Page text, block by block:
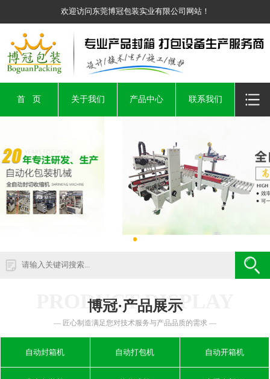
欢迎访问东莞博冠包装实业有限公司网站！
首 页 关于我们 产品中心 联系我们
PRODUCT DISPLAY
博冠·产品展示
— 匠心制造满足您对技术服务与产品品质的需求 —
自动封箱机 自动打包机 自动开箱机